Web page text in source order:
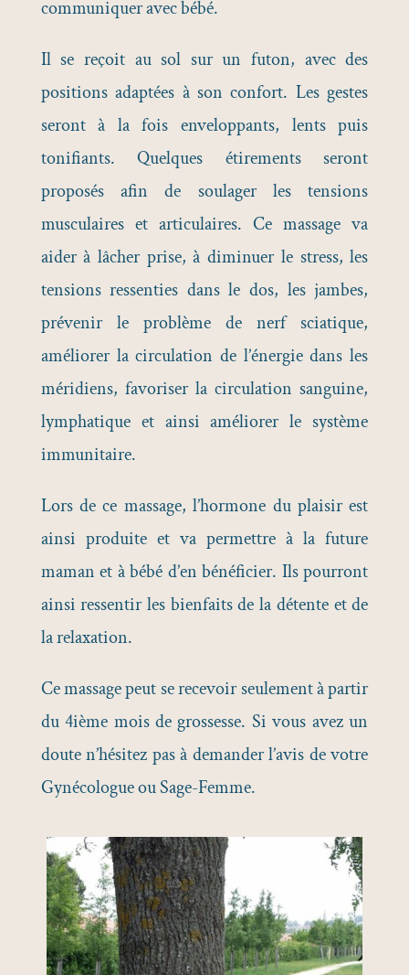
communiquer avec bébé.
Il se reçoit au sol sur un futon, avec des
positions adaptées à son confort. Les gestes
seront à la fois enveloppants, lents puis
tonifiants. Quelques étirements seront
proposés afin de soulager les tensions
musculaires et articulaires. Ce massage va
aider à lâcher prise, à diminuer le stress, les
tensions ressenties dans le dos, les jambes,
prévenir le problème de nerf sciatique,
améliorer la circulation de l’énergie dans les
méridiens, favoriser la circulation sanguine,
lymphatique et ainsi améliorer le système
immunitaire.
Lors de ce massage, l’hormone du plaisir est
ainsi produite et va permettre à la future
maman et à bébé d’en bénéficier. Ils pourront
ainsi ressentir les bienfaits de la détente et de
la relaxation.
Ce massage peut se recevoir seulement à partir
du 4ième mois de grossesse. Si vous avez un
doute n’hésitez pas à demander l’avis de votre
Gynécologue ou Sage-Femme.